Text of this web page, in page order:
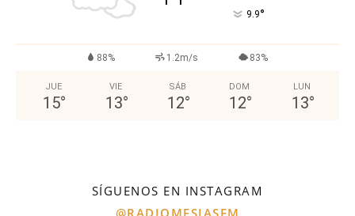
9.9°
88% 1.2m/s 83%
JUE
15°
VIE
13°
SÁB
12°
DOM
12°
LUN
13°
SÍGUENOS EN INSTAGRAM
@RADIOMESIASFM